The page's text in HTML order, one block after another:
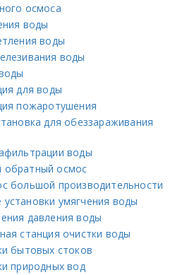
осмоса
воды
воды
воды
для воды
пожаротушения
для обеззараживания
воды
осмос
большой производительности
умягчения воды
давления воды
станция очистки воды
бытовых стоков
природных вод